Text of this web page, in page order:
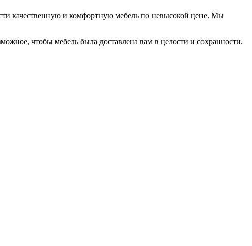
качественную и комфортную мебель по невысокой цене. Мы
чтобы мебель была доставлена вам в целости и сохранности.